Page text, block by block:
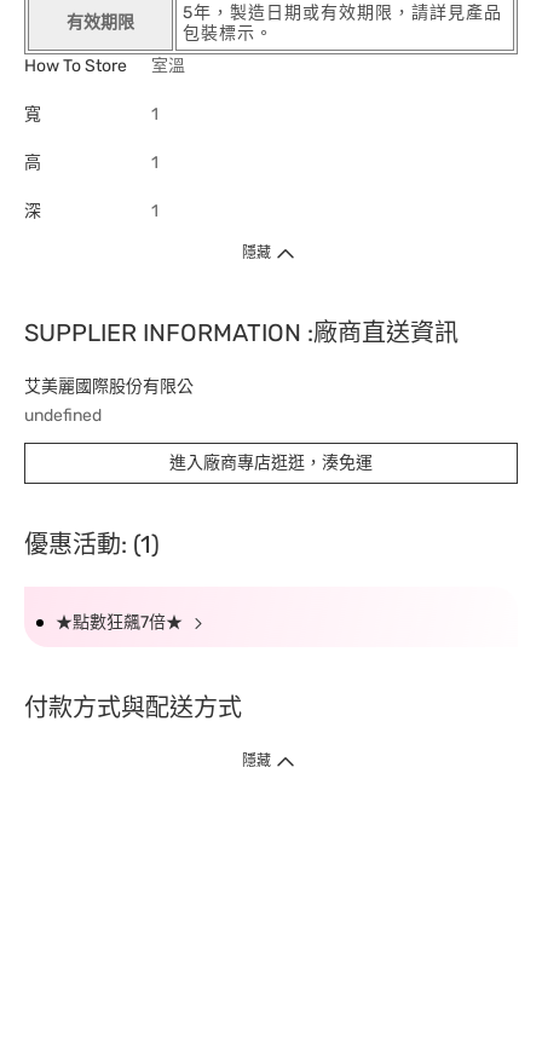
有效期限
5年，製造日期或有效期限，請詳見產品
包裝標示。
How To Store
室溫
寬 1
高 1
深 1
隱藏
SUPPLIER INFORMATION :廠商直送資訊
艾美麗國際股份有限公
undefined
進入廠商專店逛逛，湊免運
優惠活動: (1)
★點數狂飆7倍★
付款方式與配送方式
隱藏